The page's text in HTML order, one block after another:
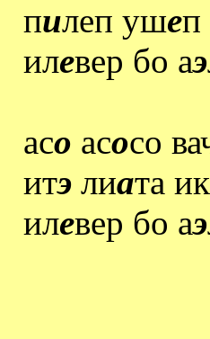
пилеп ушеп
илевер бо аэ
асо асосо
итэ лиата ик
илевер бо аэ